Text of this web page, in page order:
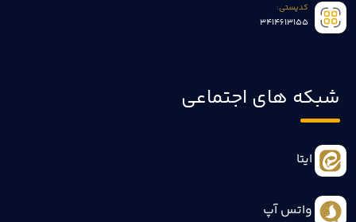
کدپستی:
3414613155
شبکه های اجتماعی
ایتا
واتس آپ